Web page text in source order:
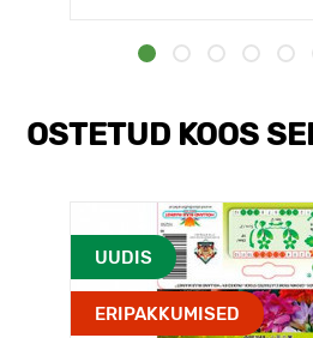
OSTETUD KOOS
UUDIS
ERIPAKKUMISED